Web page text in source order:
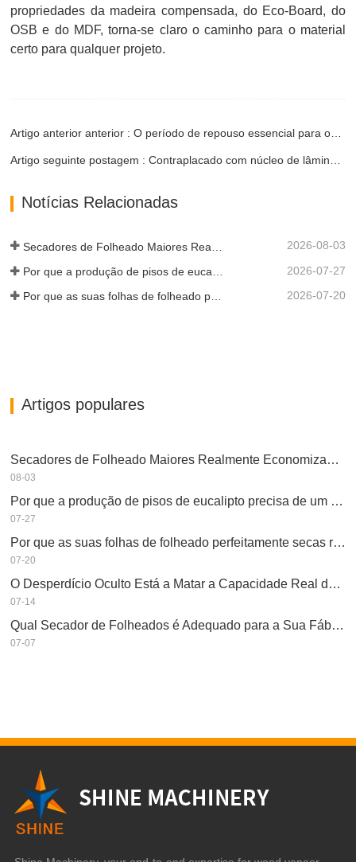
propriedades da madeira compensada, do Eco-Board, do
OSB e do MDF, torna-se claro o caminho para o material
certo para qualquer projeto.
Artigo anterior anterior : O período de repouso essencial para os folheados de madeira seca
Artigo seguinte postagem : Contraplacado com núcleo de lâminas explicado de forma simples
Notícias Relacionadas
2026-08-03
2026-07-27
Por que as suas folhas de folheado perfeitamente secas re-humedeceram? 2026-07-20
Artigos populares
Secadores de Folheado Maiores Realmente Economizam Dinheiro?
08-03
Por que a produção de pisos de eucalipto precisa de um secador de folheados?
07-27
Por que as suas folhas de folheado perfeitamente secas re-humedeceram?
07-20
O Desperdício Oculto Está a Matar a Capacidade Real do Seu Secador de Folheados?
07-14
Qual Secador de Folheados é Adequado para a Sua Fábrica?
07-07